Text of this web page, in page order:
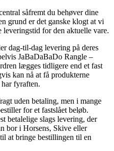
såfremt du behøver dine
grund er det ganske klogt at vi
leveringstid for den aktuelle vare.
dag-til-dag levering på deres
JaBaDaBaDo Rangle –
lægges tidligere end et fast
kan nå at få produkterne
fyraften.
uden betaling, men i mange
for et fastslået beløb.
betalelige slags levering, der
bor i Horsens, Skive eller
at bringe bestillingen til en